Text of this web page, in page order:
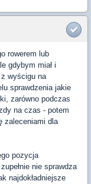
rowerem lub
gdybym miał i
wyścigu na
sprawdzenia jakie
zarówno podczas
na czas - potem
zaleceniami dla
pozycja
nie sprawdza
najdokładniejsze